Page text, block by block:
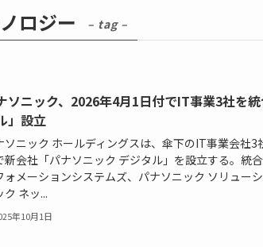
ロジー – tag –
ソニック、2026年4月1日付でIT事業3社を
」設立
ソニック ホールディングスは、傘下のIT事業会社
新会社「パナソニック デジタル」を設立する。統
ォメーションシステムズ、パナソニック ソリュー
ク ネッ...
年10月1日